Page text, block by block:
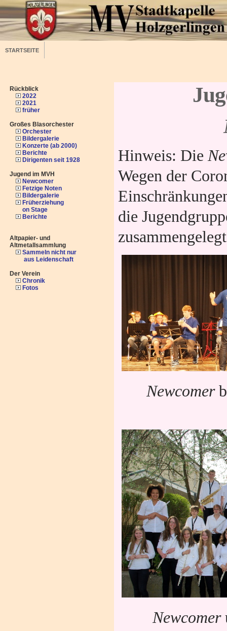
STARTSEITE
Rückblick
2022
2021
früher
Großes Blasorchester
Orchester
Bildergalerie
Konzerte (ab 2000)
Berichte
Dirigenten seit 1928
Jugend im MVH
Newcomer
Fetzige Noten
Bildergalerie
Früherziehung
on Stage
Berichte
Altpapier- und
Altmetallsammlung
Sammeln nicht nur
aus Leidenschaft
Der Verein
Chronik
Fotos
Hinweis: Die
Wegen der
die
Newcomer
Newcomer